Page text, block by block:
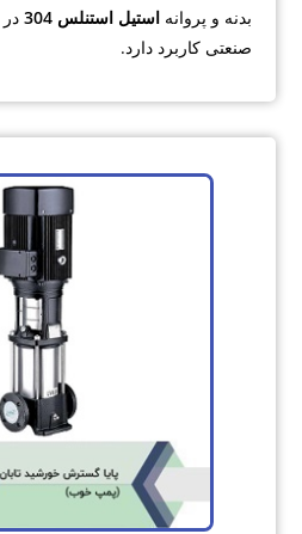
بدنه و پروانهاستیل استنلس 304
صنعتی کاربرد دارد.